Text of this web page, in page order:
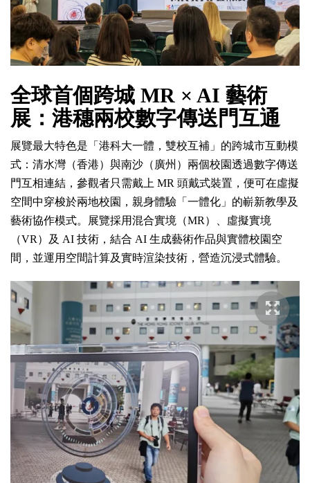
全球首個跨城 MR × AI 藝術
展：港穗兩校數字傳送門互通
展覽最大特色是「港科大一體，雙校互補」的跨城市互動模
式：清水灣（香港）與南沙（廣州）兩個校園透過數字傳送
門互相連結，參觀者只需戴上 MR 頭戴式裝置，便可在虛擬
空間中穿梭於兩地校園，親身體驗「一體化」的嶄新教學及
藝術協作模式。展覽採用混合實境（MR）、虛擬實境
（VR）及 AI 技術，結合 AI 生成藝術作品與實體校園空
間，並運用空間計算及實時渲染技術，營造沉浸式體驗。